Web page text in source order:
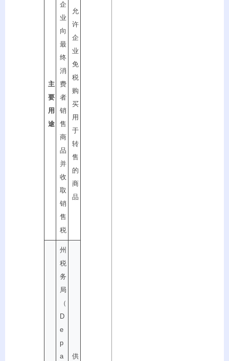
主
要
用
途
企
业
向
最
终
消
费
者
销
售
商
品
并
收
取
销
售
税
允
许
企
业
免
税
购
买
用
于
转
售
的
商
品
州
税
务
局
（
D
e
p
a
供